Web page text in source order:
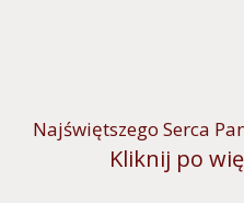
Najświętszego Serca
Kliknij po